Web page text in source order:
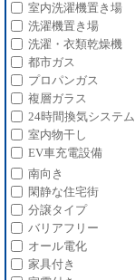
室内洗濯機置き場
洗濯機置き場
洗濯・衣類乾燥機
都市ガス
プロパンガス
複層ガラス
24時間換気システム
室内物干し
EV車充電設備
南向き
閑静な住宅街
分譲タイプ
バリアフリー
オール電化
家具付き